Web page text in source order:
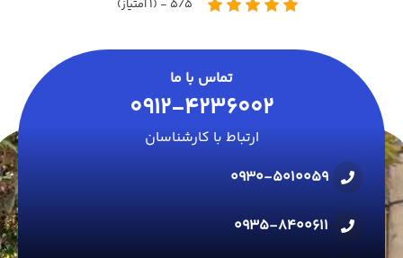
5/5 - (1 امتیاز)
تماس با ما
0912-4236002
ارتباط با کارشناسان
0930-5010059
0935-8400611